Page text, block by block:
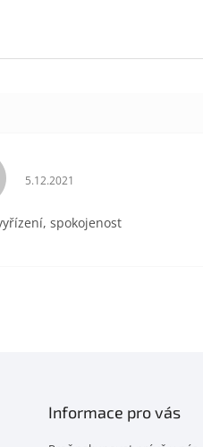
Hodnocení obchodu je 5 z 5
5.12.2021
spokojenost
Informace pro vás